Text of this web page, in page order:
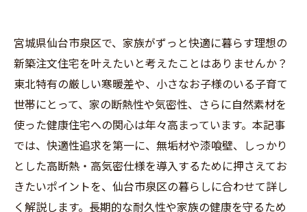
宮城県仙台市泉区で、家族がずっと快適に暮らす理想の
新築注文住宅を叶えたいと考えたことはありませんか？
東北特有の厳しい寒暖差や、小さなお子様のいる子育て
世帯にとって、家の断熱性や気密性、さらに自然素材を
使った健康住宅への関心は年々高まっています。本記事
では、快適性追求を第一に、無垢材や漆喰壁、しっかり
とした高断熱・高気密仕様を導入するために押さえてお
きたいポイントを、仙台市泉区の暮らしに合わせて詳し
く解説します。長期的な耐久性や家族の健康を守るため